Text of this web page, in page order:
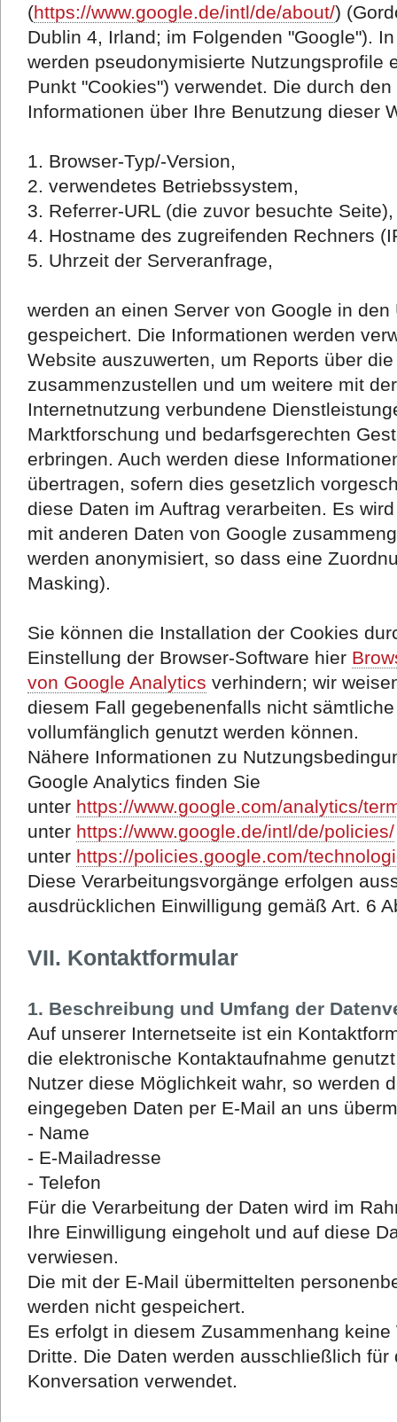
(https://www.google.de/intl/de/about/)
Dublin 4, Irland; im Folgenden "Google").
werden pseudonymisierte Nutzungsprofile
Punkt "Cookies") verwendet. Die durch
Informationen über Ihre Benutzung dieser
1. Browser-Typ/-Version,
2. verwendetes Betriebssystem,
3. Referrer-URL (die zuvor besuchte Seite),
4. Hostname des zugreifenden Rechners
5. Uhrzeit der Serveranfrage,
werden an einen Server von Google in
gespeichert. Die Informationen werden
Website auszuwerten, um Reports über
zusammenzustellen und um weitere mit
Internetnutzung verbundene
Marktforschung und bedarfsgerechten
erbringen. Auch werden diese
übertragen, sofern dies gesetzlich
diese Daten im Auftrag verarbeiten. Es
mit anderen Daten von Google
werden anonymisiert, so dass eine
Masking).
Sie können die Installation der Cookies
Einstellung der Browser-Software hier
von Google Analytics verhindern; wir
diesem Fall gegebenenfalls nicht
vollumfänglich genutzt werden können.
Nähere Informationen zu
Google Analytics finden Sie
unter https://www.google.com/analytics/
unter https://www.google.de/intl/de/policies/
unter https://policies.google.com/
Diese Verarbeitungsvorgänge erfolgen
ausdrücklichen Einwilligung gemäß Art. 6
VII. Kontaktformular
1. Beschreibung und Umfang der
Auf unserer Internetseite ist ein
die elektronische Kontaktaufnahme
Nutzer diese Möglichkeit wahr, so werden
eingegeben Daten per E-Mail an uns
- Name
- E-Mailadresse
- Telefon
Für die Verarbeitung der Daten wird im
Ihre Einwilligung eingeholt und auf diese
verwiesen.
Die mit der E-Mail übermittelten
werden nicht gespeichert.
Es erfolgt in diesem Zusammenhang
Dritte. Die Daten werden ausschließlich für
Konversation verwendet.